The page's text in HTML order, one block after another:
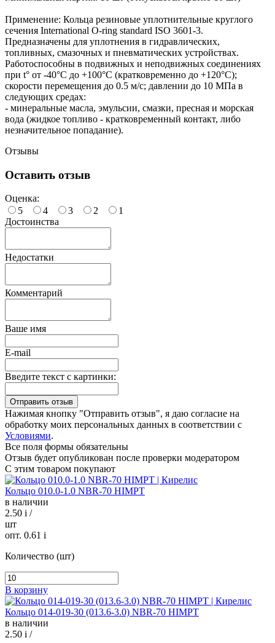
Применение: Кольца резиновые уплотнительные круглого
сечения International O-ring standard ISO 3601-3.
Предназначены для уплотнения в гидравлических,
топливных, смазочных и пневматических устройствах.
Работоспособны в подвижных и неподвижных соединениях
при t° от -40°С до +100°С (кратковременно до +120°С);
скорости перемещения до 0.5 м/с; давлении до 10 МПа в
следующих средах:
- минеральные масла, эмульсии, смазки, пресная и морская
вода (жидкое топливо - кратковременный контакт, либо
незначительное попадание).
Отзывы
Оставить отзыв
Оценка:
5
4 3 2
1
Достоинства
Недостатки
Комментарий
Ваше имя
E-mail
Введите текст с картинки:
Нажимая кнопку "Отправить отзыв", я даю согласие на
обработку моих персональных данных в соответствии с
Условиями.
Все поля формы обязательны
Отзыв будет опубликован после проверки модератором
С этим товаром покупают
Кольцо 010.0-1.0 NBR-70 HIMPT
в наличии
2.50 i /
шт
опт. 0.61 i
Количество (шт)
В корзину
Кольцо 014-019-30 (013.6-3.0) NBR-70 HIMPT
в наличии
2.50 i /